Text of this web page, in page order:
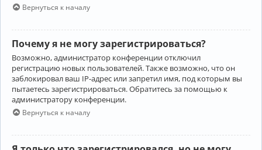
Вернуться к началу
Почему я не могу зарегистрироваться?
Возможно, администратор конференции отключил
регистрацию новых пользователей. Также возможно, что он
заблокировал ваш IP-адрес или запретил имя, под которым вы
пытаетесь зарегистрироваться. Обратитесь за помощью к
администратору конференции.
Вернуться к началу